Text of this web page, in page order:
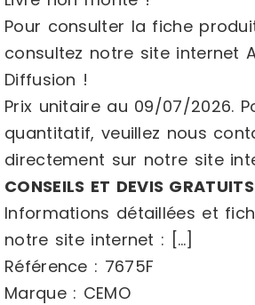
Pour consulter la fiche
consultez notre site internet
Diffusion !
Prix unitaire au 09/07/2026.
quantitatif, veuillez nous
directement sur notre site
CONSEILS ET DEVIS
Informations détaillées et
notre site internet : […]
Référence : 7675F
Marque : CEMO